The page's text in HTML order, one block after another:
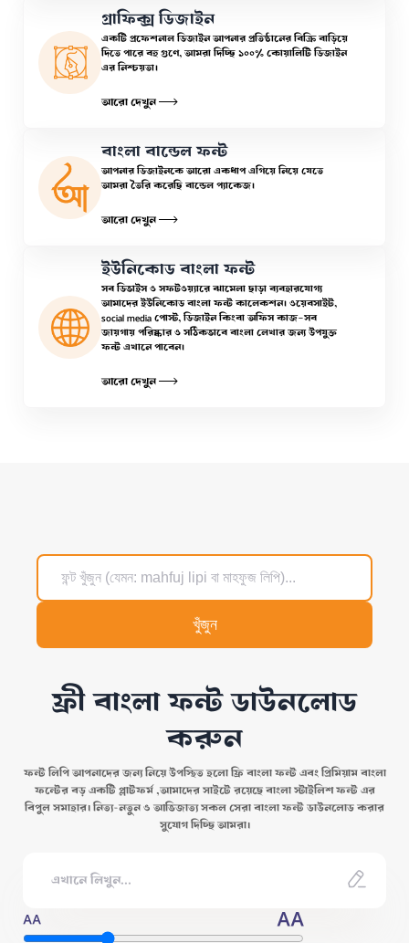
গ্রাফিক্স ডিজাইন
একটি প্রফেশনাল ডিজাইন আপনার প্রতিষ্ঠানের বিক্রি বাড়িয়ে
দিতে পারে বহু গুণে, আমরা দিচ্ছি ১০০% কোয়ালিটি ডিজাইন
এর নিশ্চয়তা।
আরো দেখুন
বাংলা বান্ডেল ফন্ট
আপনার ডিজাইনকে আরো একধাপ এগিয়ে নিয়ে যেতে
আমরা তৈরি করেছি বান্ডেল প্যাকেজ।
আরো দেখুন
ইউনিকোড বাংলা ফন্ট
সব ডিভাইস ও সফটওয়্যারে ঝামেলা ছাড়া ব্যবহারযোগ্য
আমাদের ইউনিকোড বাংলা ফন্ট কালেকশন। ওয়েবসাইট,
social media পোস্ট, ডিজাইন কিংবা অফিস কাজ—সব
জায়গায় পরিষ্কার ও সঠিকভাবে বাংলা লেখার জন্য উপযুক্ত
ফন্ট এখানে পাবেন।
আরো দেখুন
খুঁজুন
ফ্রী বাংলা ফন্ট ডাউনলোড
করুন
ফন্ট লিপি আপনাদের জন্য নিয়ে উপস্থিত হলো ফ্রি বাংলা ফন্ট এবং প্রিমিয়াম বাংলা
ফন্টের বড় একটি প্লাটফর্ম ,আমাদের সাইটে রয়েছে বাংলা স্টাইলিশ ফন্ট এর
বিপুল সমাহার। নিত্য-নতুন ও আভিজাত্য সকল সেরা বাংলা ফন্ট ডাউনলোড করার
সুযোগ দিচ্ছি আমরা।
AA AA